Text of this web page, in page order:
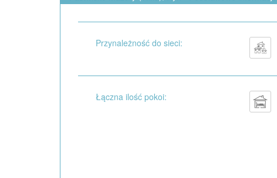
Przynależność do sieci:
Łączna ilość pokoi: